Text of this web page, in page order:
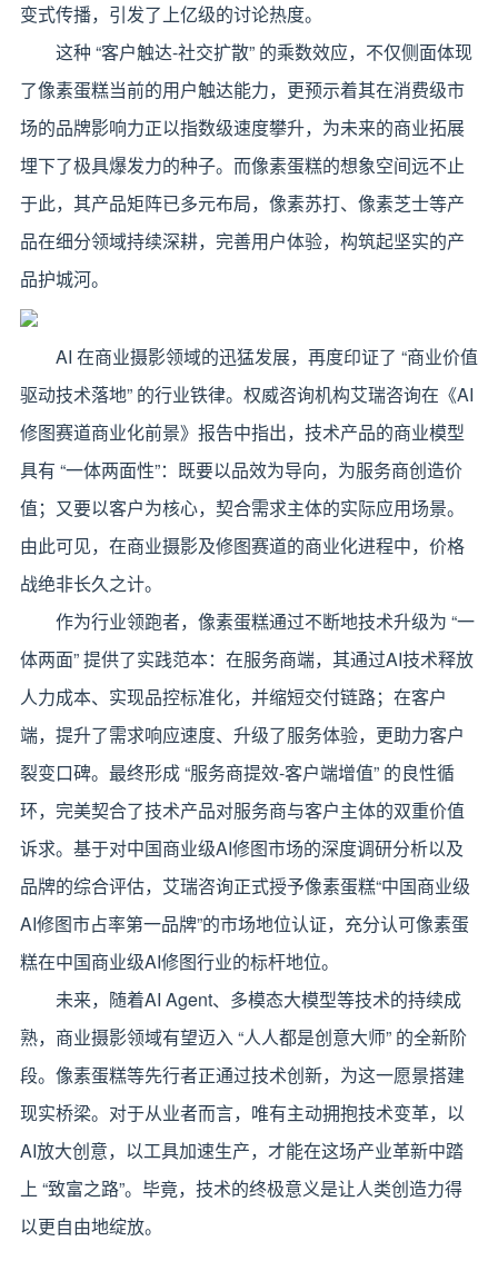
变式传播，引发了上亿级的讨论热度。
这种 “客户触达-社交扩散” 的乘数效应，不仅侧面体现
了像素蛋糕当前的用户触达能力，更预示着其在消费级市
场的品牌影响力正以指数级速度攀升，为未来的商业拓展
埋下了极具爆发力的种子。而像素蛋糕的想象空间远不止
于此，其产品矩阵已多元布局，像素苏打、像素芝士等产
品在细分领域持续深耕，完善用户体验，构筑起坚实的产
品护城河。
AI 在商业摄影领域的迅猛发展，再度印证了 “商业价值
驱动技术落地” 的行业铁律。权威咨询机构艾瑞咨询在《AI
修图赛道商业化前景》报告中指出，技术产品的商业模型
具有 “一体两面性”：既要以品效为导向，为服务商创造价
值；又要以客户为核心，契合需求主体的实际应用场景。
由此可见，在商业摄影及修图赛道的商业化进程中，价格
战绝非长久之计。
作为行业领跑者，像素蛋糕通过不断地技术升级为 “一
体两面” 提供了实践范本：在服务商端，其通过AI技术释放
人力成本、实现品控标准化，并缩短交付链路；在客户
端，提升了需求响应速度、升级了服务体验，更助力客户
裂变口碑。最终形成 “服务商提效-客户端增值” 的良性循
环，完美契合了技术产品对服务商与客户主体的双重价值
诉求。基于对中国商业级AI修图市场的深度调研分析以及
品牌的综合评估，艾瑞咨询正式授予像素蛋糕“中国商业级
AI修图市占率第一品牌”的市场地位认证，充分认可像素蛋
糕在中国商业级AI修图行业的标杆地位。
未来，随着AI Agent、多模态大模型等技术的持续成
熟，商业摄影领域有望迈入 “人人都是创意大师” 的全新阶
段。像素蛋糕等先行者正通过技术创新，为这一愿景搭建
现实桥梁。对于从业者而言，唯有主动拥抱技术变革，以
AI放大创意，以工具加速生产，才能在这场产业革新中踏
上 “致富之路”。毕竟，技术的终极意义是让人类创造力得
以更自由地绽放。